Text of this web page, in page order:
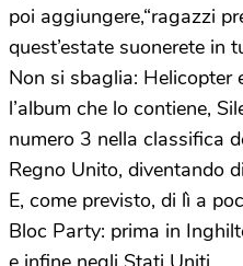
poi aggiungere,“ragazzi
quest’estate suonerete in
Non si sbaglia: Helicopter
l’album che lo contiene,
numero 3 nella classifica
Regno Unito, diventando
E, come previsto, di lì a
Bloc Party: prima in